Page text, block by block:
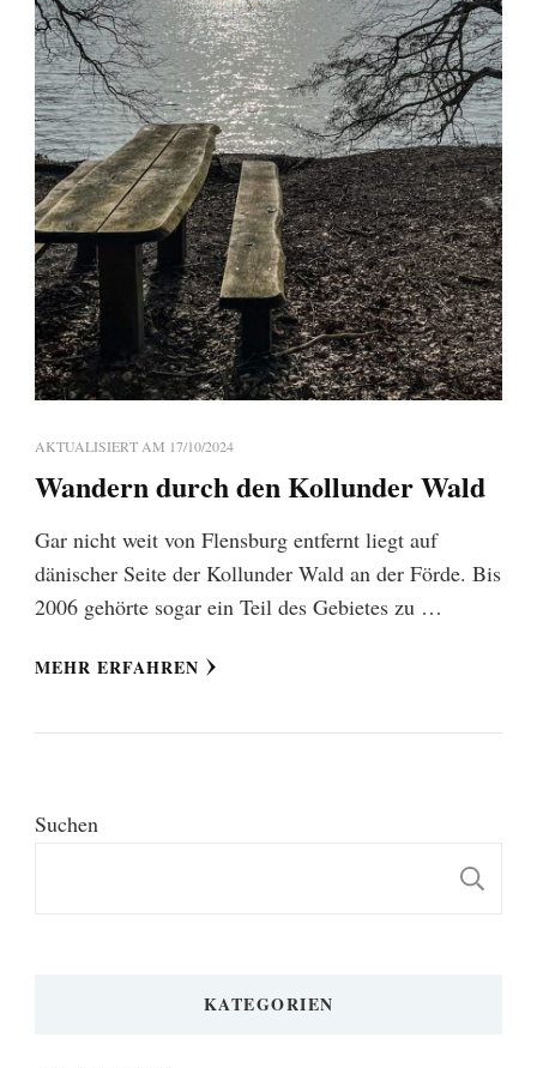
AKTUALISIERT AM 17/10/2024
Wandern durch den Kollunder Wald
Gar nicht weit von Flensburg entfernt liegt auf
dänischer Seite der Kollunder Wald an der Förde. Bis
2006 gehörte sogar ein Teil des Gebietes zu …
MEHR ERFAHREN
Suchen
KATEGORIEN